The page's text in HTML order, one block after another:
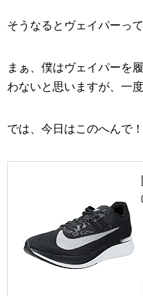
そうなるとヴェイパーっ
まぁ、僕はヴェイパーを
わないと思いますが、一
では、今日はこのへんで！